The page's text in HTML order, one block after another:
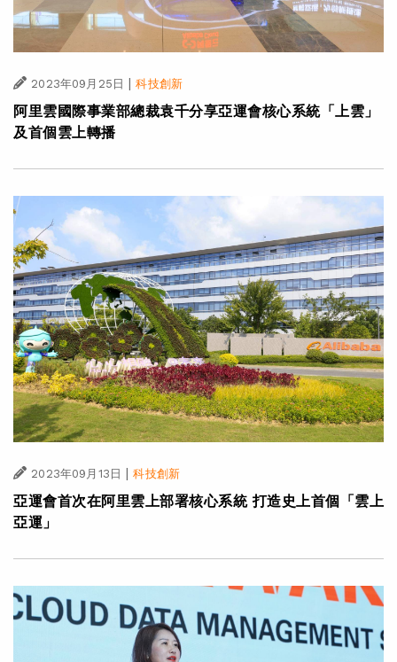
2023年09月25日 | 科技創新
阿里雲國際事業部總裁袁千分享亞運會核心系統「上雲」
及首個雲上轉播
2023年09月13日 科技創新
亞運會首次在阿里雲上部署核心系統 打造史上首個「雲上
亞運」